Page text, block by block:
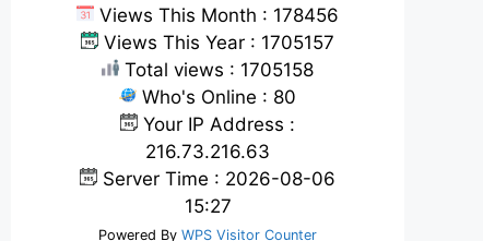
Views This Month : 178456
Views This Year : 1705157
Total views : 1705158
Who's Online : 80
Your IP Address :
216.73.216.63
Server Time : 2026-08-06
15:27
Powered By WPS Visitor Counter